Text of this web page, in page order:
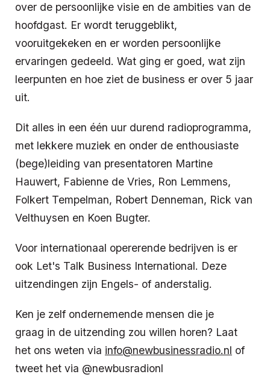
over de persoonlijke visie en de ambities van de
hoofdgast. Er wordt teruggeblikt,
vooruitgekeken en er worden persoonlijke
ervaringen gedeeld. Wat ging er goed, wat zijn
leerpunten en hoe ziet de business er over 5 jaar
uit.
Dit alles in een één uur durend radioprogramma,
met lekkere muziek en onder de enthousiaste
(bege)leiding van presentatoren Martine
Hauwert, Fabienne de Vries, Ron Lemmens,
Folkert Tempelman, Robert Denneman, Rick van
Velthuysen en Koen Bugter.
Voor internationaal opererende bedrijven is er
ook Let's Talk Business International. Deze
uitzendingen zijn Engels- of anderstalig.
Ken je zelf ondernemende mensen die je
graag in de uitzending zou willen horen? Laat
het ons weten via info@newbusinessradio.nl of
tweet het via @newbusradionl